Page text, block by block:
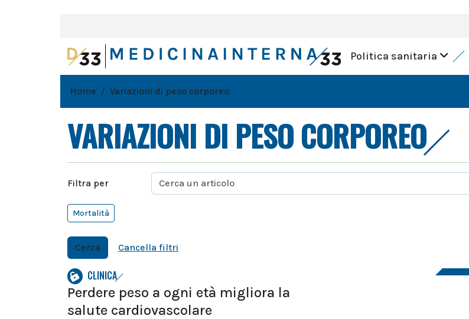
Politica sanitaria
Home Variazioni di peso corporeo
VARIAZIONI DI PESO CORPOREO
Filtra per
Mortalità
Cerca Cancella filtri
CLINICA
Perdere peso a ogni età migliora la
salute cardiovascolare